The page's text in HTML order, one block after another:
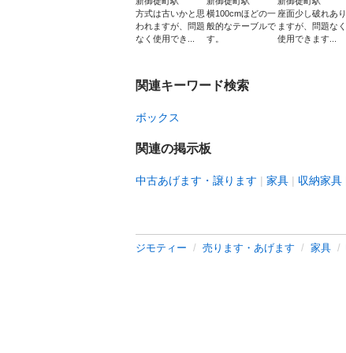
方式は古いかと思
われますが、問題
なく使用でき...
横100cmほどの一
般的なテーブルで
す。
座面少し破れあり
ますが、問題なく
使用できます...
関連キーワード検索
ボックス
関連の掲示板
中古あげます・譲ります 家具 収納家具
ジモティー 売ります・あげます 家具